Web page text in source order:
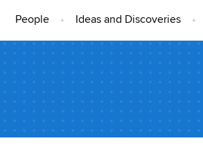
People Ideas and Discoveries